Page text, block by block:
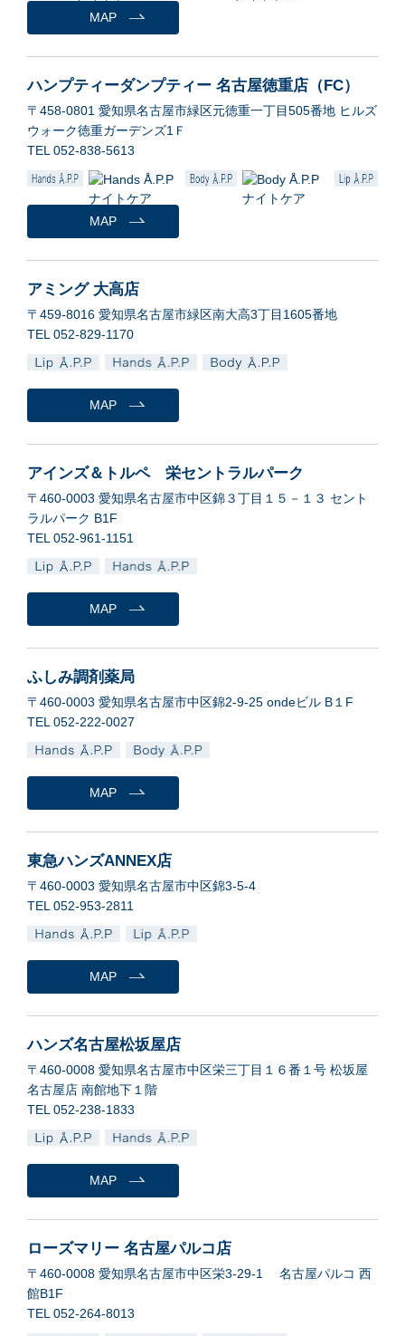
MAP
ハンプティーダンプティー 名古屋徳重店（FC）
〒458-0801 愛知県名古屋市緑区元徳重一丁目505番地 ヒルズ
ウォーク徳重ガーデンズ1Ｆ
TEL 052-838-5613
MAP
アミング 大高店
〒459-8016 愛知県名古屋市緑区南大高3丁目1605番地
TEL 052-829-1170
MAP
アインズ＆トルペ 栄セントラルパーク
〒460-0003 愛知県名古屋市中区錦３丁目１５－１３ セント
ラルパーク B1F
TEL 052-961-1151
MAP
ふしみ調剤薬局
〒460-0003 愛知県名古屋市中区錦2-9-25 ondeビル B１F
TEL 052-222-0027
MAP
東急ハンズANNEX店
〒460-0003 愛知県名古屋市中区錦3-5-4
TEL 052-953-2811
MAP
ハンズ名古屋松坂屋店
〒460-0008 愛知県名古屋市中区栄三丁目１６番１号 松坂屋
名古屋店 南館地下１階
TEL 052-238-1833
MAP
ローズマリー 名古屋パルコ店
〒460-0008 愛知県名古屋市中区栄3-29-1 名古屋パルコ 西
館B1F
TEL 052-264-8013